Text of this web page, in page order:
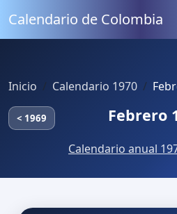
Calendario de Colombia
Inicio Calendario 1970
< 1969 Febrero
Calendario anual